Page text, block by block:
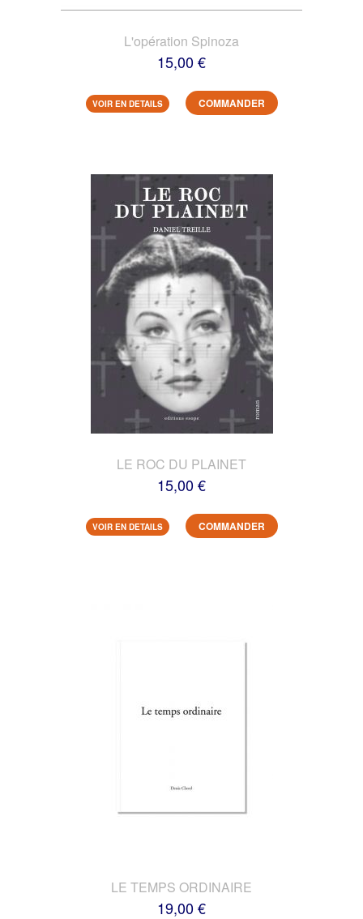
L'opération Spinoza
15,00 €
VOIR EN DETAILS COMMANDER
LE ROC DU PLAINET
15,00 €
VOIR EN DETAILS COMMANDER
LE TEMPS ORDINAIRE
19,00 €